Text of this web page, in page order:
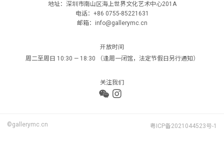
地址：深圳市南山区海上世界文化艺术中心201A
电话：+86 0755-85221631
邮箱：info@gallerymc.cn
开放时间
周二至周日 10:30 — 18:30 （逢周一闭馆，法定节假日另行通知）
关注我们
©gallerymc.cn 粤ICP备2021044523号-1